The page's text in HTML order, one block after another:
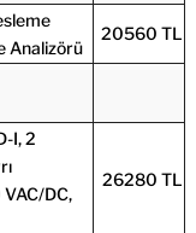
Analizörü
20560 TL
I, 2
DC,
26280 TL